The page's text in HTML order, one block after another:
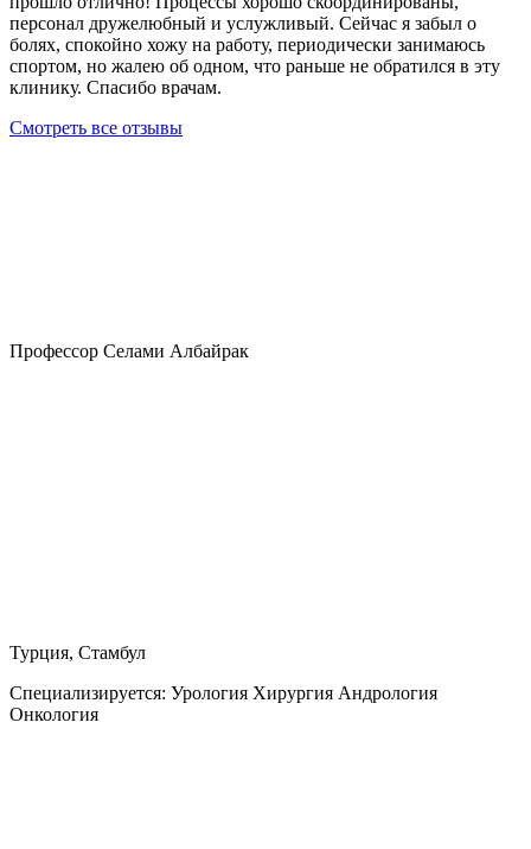
персонал дружелюбный и услужливый. Сейчас я забыл о
болях, спокойно хожу на работу, периодически занимаюсь
спортом, но жалею об одном, что раньше не обратился в эту
клинику. Спасибо врачам.
Смотреть все отзывы
Профессор Селами Албайрак
Турция, Стамбул
Специализируется: Урология Хирургия Андрология
Онкология